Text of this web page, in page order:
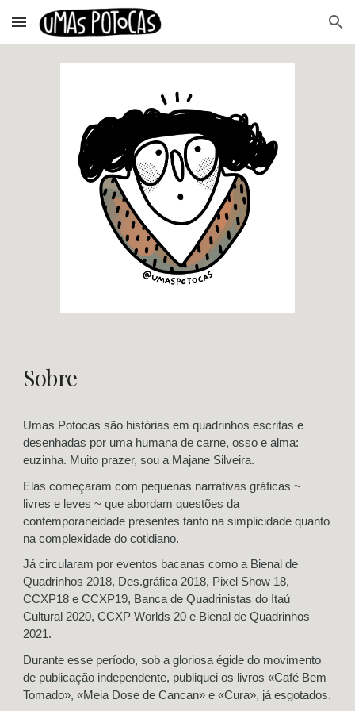
Skip to main content Skip to navigation
Sobre
Umas Potocas são histórias em quadrinhos escritas e
desenhadas por uma humana de carne, osso e alma:
euzinha. Muito prazer, sou a Majane Silveira.
Elas começaram com pequenas narrativas gráficas ~
livres e leves ~ que abordam questões da
contemporaneidade presentes tanto na simplicidade quanto
na complexidade do cotidiano.
Já circularam por eventos bacanas como a Bienal de
Quadrinhos 2018, Des.gráfica 2018, Pixel Show 18,
CCXP18 e CCXP19, Banca de Quadrinistas do Itaú
Cultural 2020, CCXP Worlds 20 e Bienal de Quadrinhos
2021.
Durante esse período, sob a gloriosa égide do movimento
de publicação independente, publiquei os livros «Café Bem
Tomado», «Meia Dose de Cancan» e «Cura», já esgotados.